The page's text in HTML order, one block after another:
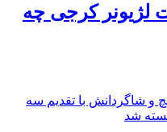
لژیونر کرجی چه